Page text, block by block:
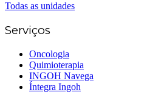
Todas as unidades
Serviços
Oncologia
Quimioterapia
INGOH Navega
Íntegra Ingoh